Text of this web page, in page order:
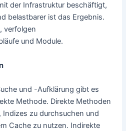
der Infrastruktur beschäftigt,
belastbarer ist das Ergebnis.
verfolgen
und Module.
und -Aufklärung gibt es
Methode. Direkte Methoden
zu durchsuchen und
Cache zu nutzen. Indirekte